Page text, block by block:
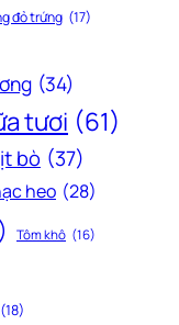
đỏ trứng (17)
(34)
tươi (61)
bò (37)
heo (28)
Tôm khô (16)
(18)